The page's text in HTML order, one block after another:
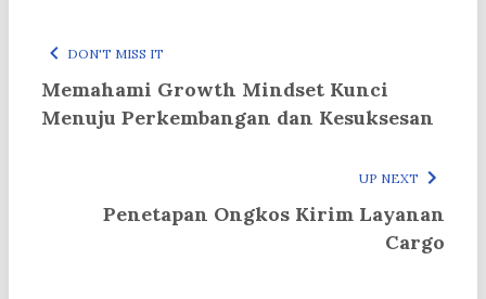
DON'T MISS IT
Memahami Growth Mindset Kunci
Menuju Perkembangan dan Kesuksesan
UP NEXT
Penetapan Ongkos Kirim Layanan
Cargo